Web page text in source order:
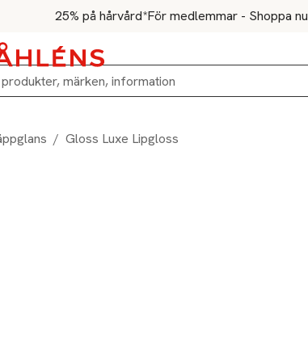
25% på hårvård*För medlemmar - Shoppa nu
/ Gloss Luxe Lipgloss